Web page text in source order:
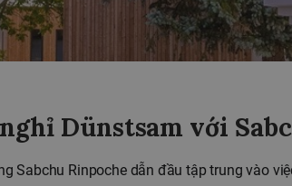
Dünstsam với
Sabchu Rinpoche dẫn đầu tập trung vào